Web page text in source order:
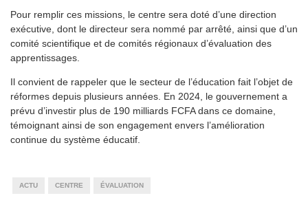
Pour remplir ces missions, le centre sera doté d’une direction
exécutive, dont le directeur sera nommé par arrêté, ainsi que d’un
comité scientifique et de comités régionaux d’évaluation des
apprentissages.
Il convient de rappeler que le secteur de l’éducation fait l’objet de
réformes depuis plusieurs années. En 2024, le gouvernement a
prévu d’investir plus de 190 milliards FCFA dans ce domaine,
témoignant ainsi de son engagement envers l’amélioration
continue du système éducatif.
ACTU CENTRE ÉVALUATION